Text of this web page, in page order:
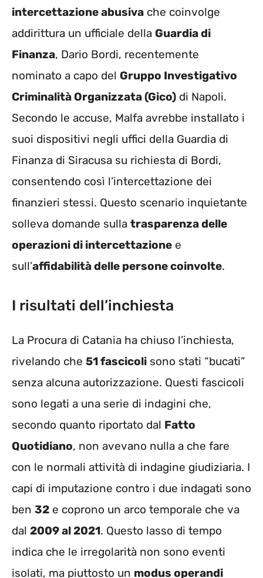
intercettazione abusiva che coinvolge
addirittura un ufficiale della Guardia di
Finanza, Dario Bordi, recentemente
nominato a capo del Gruppo Investigativo
Criminalità Organizzata (Gico) di Napoli.
Secondo le accuse, Malfa avrebbe installato i
suoi dispositivi negli uffici della Guardia di
Finanza di Siracusa su richiesta di Bordi,
consentendo così l’intercettazione dei
finanzieri stessi. Questo scenario inquietante
solleva domande sulla trasparenza delle
operazioni di intercettazione e
sull’affidabilità delle persone coinvolte.
I risultati dell’inchiesta
La Procura di Catania ha chiuso l’inchiesta,
rivelando che 51 fascicoli sono stati “bucati”
senza alcuna autorizzazione. Questi fascicoli
sono legati a una serie di indagini che,
secondo quanto riportato dal Fatto
Quotidiano, non avevano nulla a che fare
con le normali attività di indagine giudiziaria. I
capi di imputazione contro i due indagati sono
ben 32 e coprono un arco temporale che va
dal 2009 al 2021. Questo lasso di tempo
indica che le irregolarità non sono eventi
isolati, ma piuttosto un modus operandi